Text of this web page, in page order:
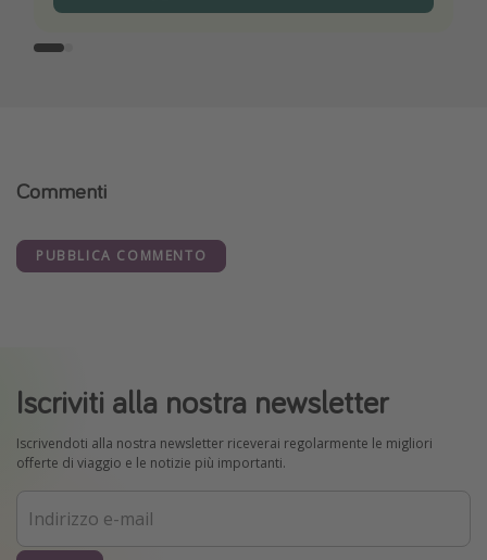
Commenti
PUBBLICA COMMENTO
Iscriviti alla nostra newsletter
Iscrivendoti alla nostra newsletter riceverai regolarmente le migliori
offerte di viaggio e le notizie più importanti.